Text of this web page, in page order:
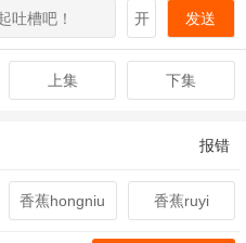
开 发送
上集 下集
报错
香蕉hongniu 香蕉ruyi